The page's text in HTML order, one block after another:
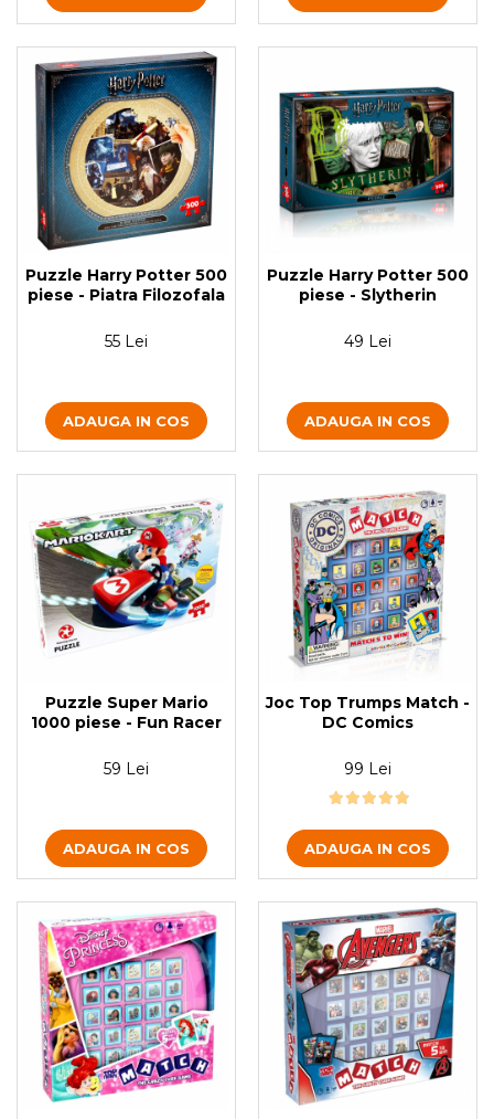
Puzzle Harry Potter 500
piese - Piatra Filozofala
55 Lei
ADAUGA IN COS
Puzzle Harry Potter 500
piese - Slytherin
49 Lei
ADAUGA IN COS
Puzzle Super Mario
1000 piese - Fun Racer
59 Lei
ADAUGA IN COS
Joc Top Trumps Match -
DC Comics
99 Lei
ADAUGA IN COS